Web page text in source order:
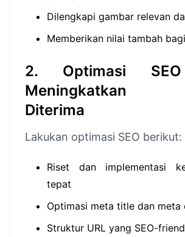
Dilengkapi gambar relevan
Memberikan nilai tambah
2. Optimasi
Meningkatkan
Diterima
Lakukan optimasi SEO berikut:
Riset dan implementasi
tepat
Optimasi meta title dan meta
Struktur URL yang SEO-